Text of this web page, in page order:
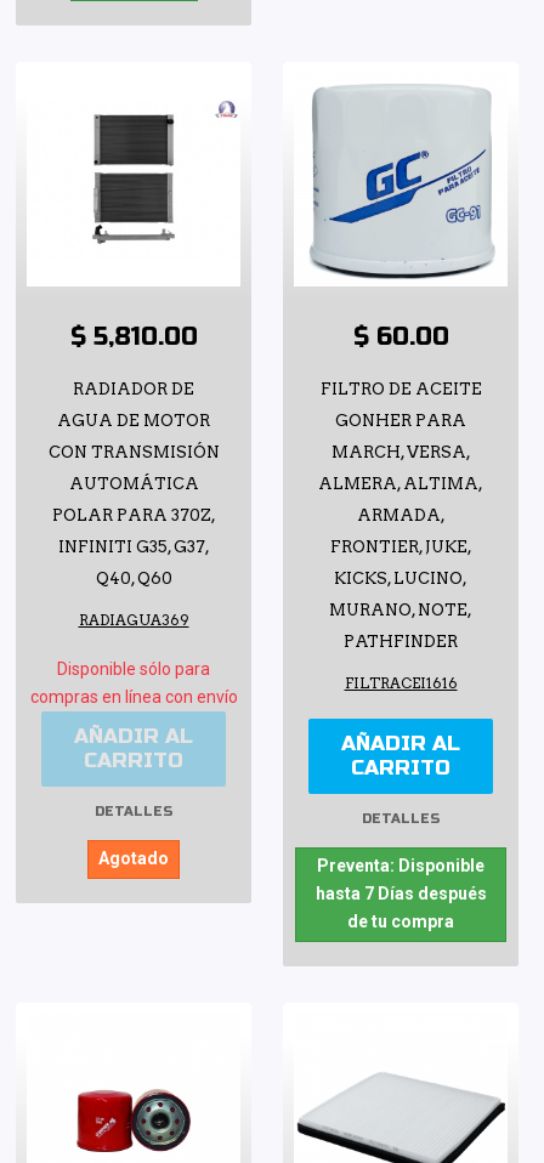
$ 5,810.00
RADIADOR DE
AGUA DE MOTOR
CON TRANSMISIÓN
AUTOMÁTICA
POLAR PARA 370Z,
INFINITI G35, G37,
Q40, Q60
RADIAGUA369
Disponible sólo para
compras en línea con envío
AÑADIR AL
CARRITO
DETALLES
Agotado
$ 60.00
FILTRO DE ACEITE
GONHER PARA
MARCH, VERSA,
ALMERA, ALTIMA,
ARMADA,
FRONTIER, JUKE,
KICKS, LUCINO,
MURANO, NOTE,
PATHFINDER
FILTRACEI1616
AÑADIR AL
CARRITO
DETALLES
Preventa: Disponible
hasta 7 Días después
de tu compra